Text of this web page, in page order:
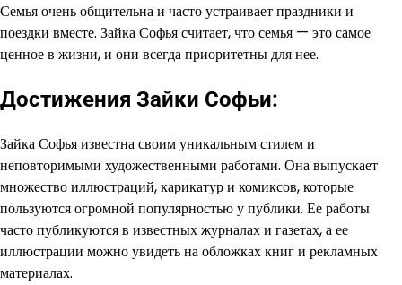
Семья очень общительна и часто устраивает праздники и
поездки вместе. Зайка Софья считает, что семья — это самое
ценное в жизни, и они всегда приоритетны для нее.
Достижения Зайки Софьи:
Зайка Софья известна своим уникальным стилем и
неповторимыми художественными работами. Она выпускает
множество иллюстраций, карикатур и комиксов, которые
пользуются огромной популярностью у публики. Ее работы
часто публикуются в известных журналах и газетах, а ее
иллюстрации можно увидеть на обложках книг и рекламных
материалах.